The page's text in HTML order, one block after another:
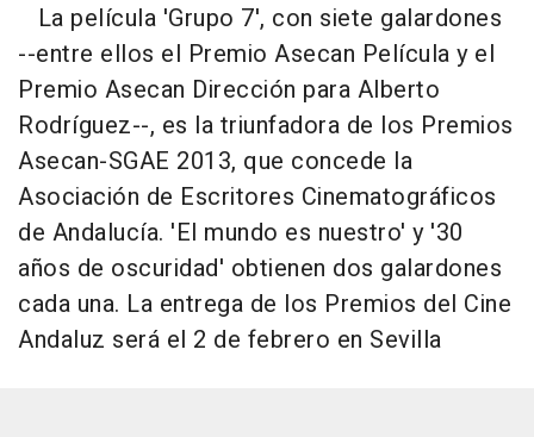
La película 'Grupo 7', con siete galardones
--entre ellos el Premio Asecan Película y el
Premio Asecan Dirección para Alberto
Rodríguez--, es la triunfadora de los Premios
Asecan-SGAE 2013, que concede la
Asociación de Escritores Cinematográficos
de Andalucía. 'El mundo es nuestro' y '30
años de oscuridad' obtienen dos galardones
cada una. La entrega de los Premios del Cine
Andaluz será el 2 de febrero en Sevilla